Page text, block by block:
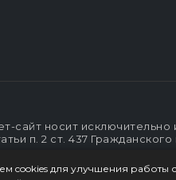
носит исключительно
п. 2 ст. 437
cookies для улучшения работы